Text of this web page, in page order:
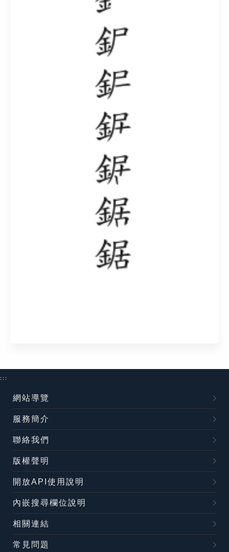
:::
網站導覽
服務簡介
聯絡我們
版權聲明
開放API使用說明
內嵌搜尋欄位說明
相關連結
常見問題